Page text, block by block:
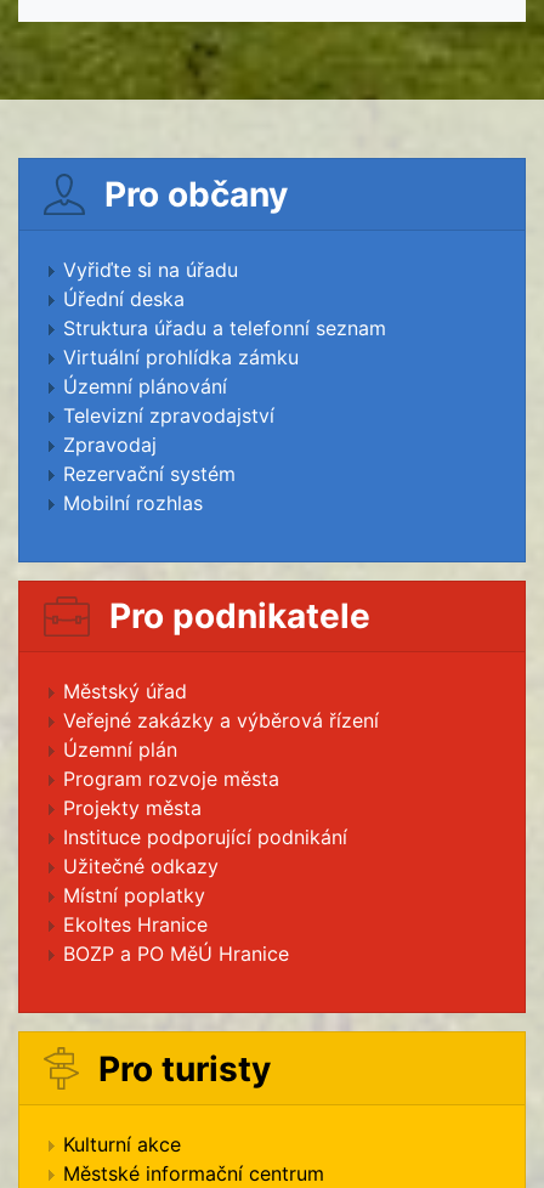
Pro občany
Vyřiďte si na úřadu
Úřední deska
Struktura úřadu a telefonní seznam
Virtuální prohlídka zámku
Územní plánování
Televizní zpravodajství
Zpravodaj
Rezervační systém
Mobilní rozhlas
Pro podnikatele
Městský úřad
Veřejné zakázky a výběrová řízení
Územní plán
Program rozvoje města
Projekty města
Instituce podporující podnikání
Užitečné odkazy
Místní poplatky
Ekoltes Hranice
BOZP a PO MěÚ Hranice
Pro turisty
Kulturní akce
Městské informační centrum